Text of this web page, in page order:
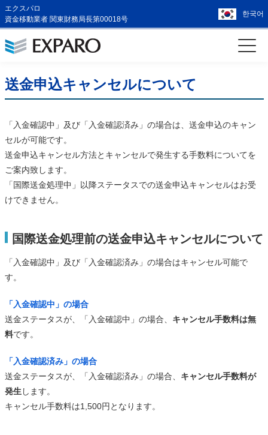
エクスパロ
資金移動業者 関東財務局長第00018号
한국어
送金申込キャンセルについて
「入金確認中」及び「入金確認済み」の場合は、送金申込のキャン
セルが可能です。
送金申込キャンセル方法とキャンセルで発生する手数料についてを
ご案内致します。
「国際送金処理中」以降ステータスでの送金申込キャンセルはお受
けできません。
国際送金処理前の送金申込キャンセルについて
「入金確認中」及び「入金確認済み」の場合はキャンセル可能で
す。
「入金確認中」の場合
送金ステータスが、「入金確認中」の場合、 キャンセル手数料は無
料です。
「入金確認済み」の場合
送金ステータスが、「入金確認済み」の場合、 キャンセル手数料が
発生 します。
キャンセル手数料は1,500円となります。